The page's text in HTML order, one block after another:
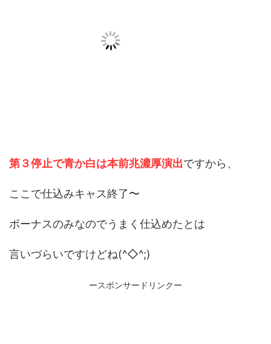
第３停止で青か白は本前兆濃厚演出ですから、
ここで仕込みキャス終了〜
ボーナスのみなのでうまく仕込めたとは
言いづらいですけどね(^◇^;)
ースポンサードリンクー